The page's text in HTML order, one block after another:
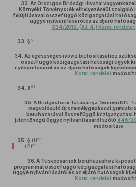
33. Az Országos Bírósági Hivatal
Környéki Törvényszék elhelyezéséül szolgáló
felújításával összefüggő közigazgatási
üggyé nyilvánításáról és az eljáró
334/2012. (XII. 4.) Korm. rendelet
33. § 63
34. Az egészséges ivóvíz biztosításához
összefüggő közigazgatási hatósági ügyek
nyilvánításáról és az eljáró hatóságok
Korm. rendelet
34. § 64
35. A Bridgestone Tatabánya Termelő Kft.
megvalósuló új személygépkocsi
beruházásával összefüggő közigazgatási
jelentőségű üggyé nyilvánításáról szóló 446/
módosítása
35. § (1)65
(2)66
36. A Tüskecsarnok beruházáshoz
programmal összefüggő közigazgatási
üggyé nyilvánításáról és az eljáró hatóságok
Korm. rendelet